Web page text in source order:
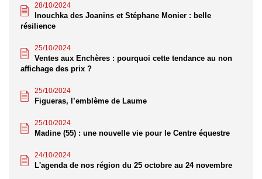
28/10/2024
Inouchka des Joanins et Stéphane Monier : belle
résilience
25/10/2024
Ventes aux Enchères : pourquoi cette tendance au non
affichage des prix ?
25/10/2024
Figueras, l’emblème de Laume
25/10/2024
Madine (55) : une nouvelle vie pour le Centre équestre
24/10/2024
L'agenda de nos région du 25 octobre au 24 novembre